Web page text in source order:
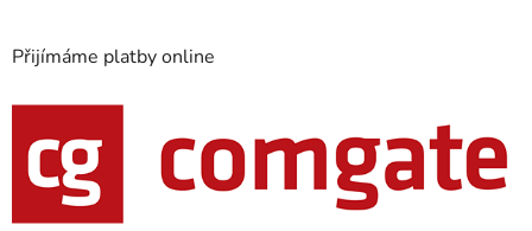
Přijímáme platby online